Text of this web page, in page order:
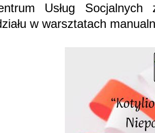
Usług
w warsztatach